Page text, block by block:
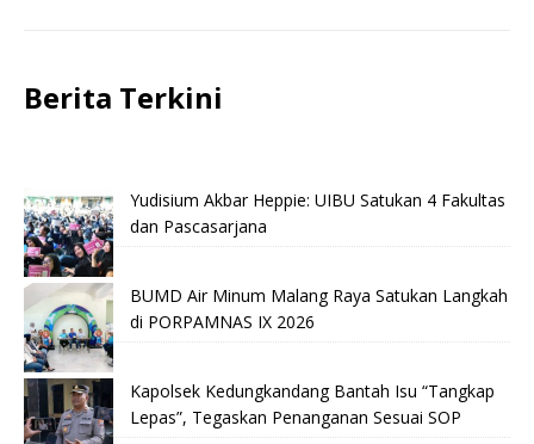
Berita Terkini
Yudisium Akbar Heppie: UIBU Satukan 4 Fakultas
dan Pascasarjana
BUMD Air Minum Malang Raya Satukan Langkah
di PORPAMNAS IX 2026
Kapolsek Kedungkandang Bantah Isu “Tangkap
Lepas”, Tegaskan Penanganan Sesuai SOP